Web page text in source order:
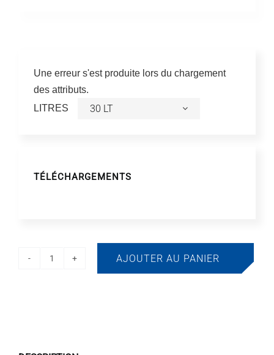
Une erreur s'est produite lors du chargement
des attributs.
LITRES
TÉLÉCHARGEMENTS
AJOUTER AU PANIER